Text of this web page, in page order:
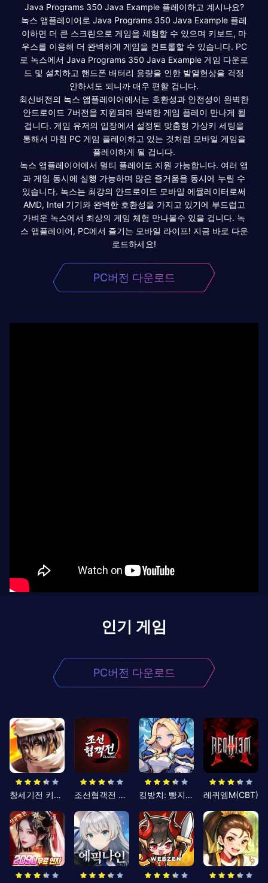
Java Programs 350 Java Example 플레이하고 계시나요?
녹스 앱플레이어로 Java Programs 350 Java Example 플레
이하면 더 큰 스크린으로 게임을 체험할 수 있으며 키보드, 마
우스를 이용해 더 완벽하게 게임을 컨트롤할 수 있습니다. PC
로 녹스에서 Java Programs 350 Java Example 게임 다운로
드 및 설치하고 핸드폰 배터리 용량을 인한 발열현상을 걱정
안하셔도 되니까 매우 편할 겁니다.
최신버전의 녹스 앱플레이어에서는 호환성과 안전성이 완벽한
안드로이드 7버전을 지원되며 완벽한 게임 플레이 만나게 될
겁니다. 게임 유저의 입장에서 설정된 맞춤형 가상키 세팅을
통해서 마침 PC 게임 플레이하고 있는 것처럼 모바일 게임을
플레이하게 될 겁니다.
녹스 앱플레이어에서 멀티 플레이도 지원 가능합니다. 여러 앱
과 게임 동시에 실행 가능하며 많은 즐거움을 동시에 누릴 수
있습니다. 녹스는 최강의 안드로이드 모바일 에뮬레이터로써
AMD, Intel 기기와 완벽한 호환성을 가지고 있기에 부드럽고
가벼운 녹스에서 최상의 게임 체험 만나볼수 있을 겁니다. 녹
스 앱플레이어, PC에서 즐기는 모바일 라이프! 지금 바로 다운
로드하세요!
PC버전 다운로드
인기 게임
PC버전 다운로드
창세기전 키우기 조선협객전 클래식 킹방치: 빵지의 제왕 레퀴엠M(CBT)